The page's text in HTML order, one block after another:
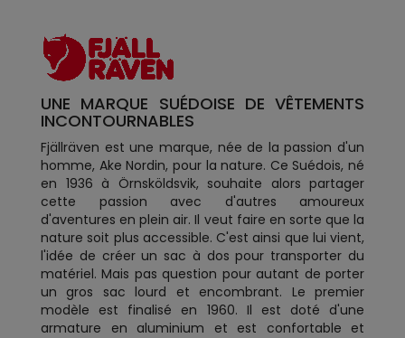
UNE MARQUE SUÉDOISE DE VÊTEMENTS
INCONTOURNABLES
Fjällräven est une marque, née de la passion d'un
homme, Ake Nordin, pour la nature. Ce Suédois, né
en 1936 à Örnsköldsvik, souhaite alors partager
cette passion avec d'autres amoureux
d'aventures en plein air. Il veut faire en sorte que la
nature soit plus accessible. C'est ainsi que lui vient,
l'idée de créer un sac à dos pour transporter du
matériel. Mais pas question pour autant de porter
un gros sac lourd et encombrant. Le premier
modèle est finalisé en 1960. Il est doté d'une
armature en aluminium et est confortable et